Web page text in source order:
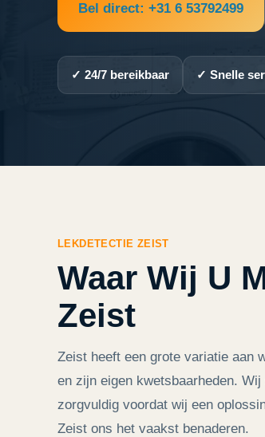
Bel direct: +31 6 53792499
✓ 24/7 bereikbaar ✓ Snelle
LEKDETECTIE ZEIST
Waar Wij U
Zeist
Zeist heeft een grote variatie aan
en zijn eigen kwetsbaarheden.
zorgvuldig voordat wij een
Zeist ons het vaakst benaderen.